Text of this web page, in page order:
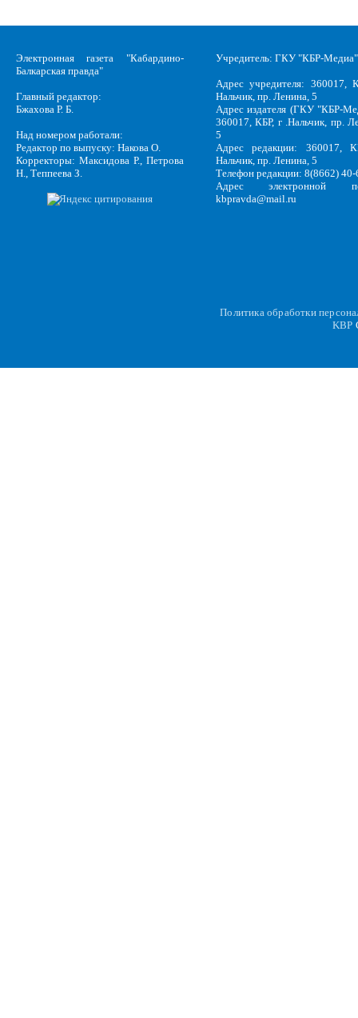
Электронная газета "Кабардино-
Балкарская правда"
Главный редактор:
Бжахова Р. Б.
Над номером работали:
Редактор по выпуску: Накова О.
Корректоры: Максидова Р., Петрова
Н., Теппеева З.
Учредитель: ГКУ "КБР-Медиа"
Адрес учредителя: 360017,
Нальчик, пр. Ленина, 5
Адрес издателя (ГКУ "КБР-
360017, КБР, г .Нальчик, пр.
5
Адрес редакции: 360017,
Нальчик, пр. Ленина, 5
Телефон редакции: 8(8662)
Адрес электронной
kbpravda@mail.ru
Политика обработки
KBP